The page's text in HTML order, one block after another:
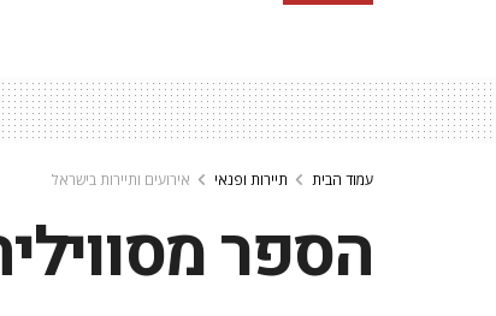
עמוד הבית תיירות ופנאי אירועים ותיירות בישראל
הספר